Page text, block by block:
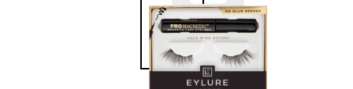
Cofanetti
unghie